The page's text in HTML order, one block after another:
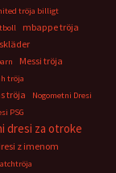
tröja billigt
mbappe tröja
Messi tröja
tröja
tröja
Nogometni Dresi
PSG
dresi za otroke
z imenom